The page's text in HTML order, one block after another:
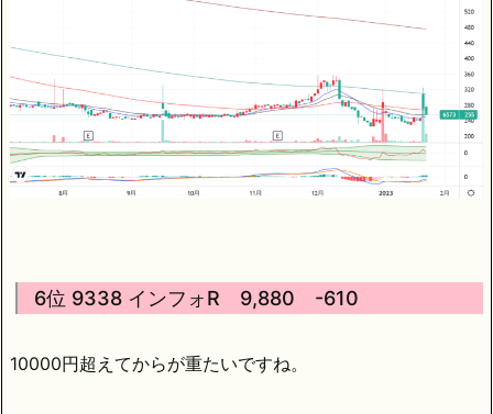
6位 9338 インフォR 9,880 -610
10000円超えてからが重たいですね。